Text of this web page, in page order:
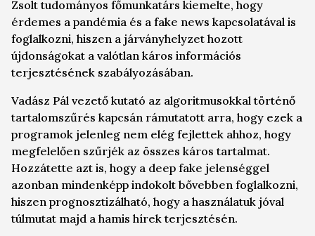
Zsolt tudományos főmunkatárs kiemelte, hogy
érdemes a pandémia és a fake news kapcsolatával is
foglalkozni, hiszen a járványhelyzet hozott
újdonságokat a valótlan káros információs
terjesztésének szabályozásában.
Vadász Pál vezető kutató az algoritmusokkal történő
tartalomszűrés kapcsán rámutatott arra, hogy ezek a
programok jelenleg nem elég fejlettek ahhoz, hogy
megfelelően szűrjék az összes káros tartalmat.
Hozzátette azt is, hogy a deep fake jelenséggel
azonban mindenképp indokolt bővebben foglalkozni,
hiszen prognosztizálható, hogy a használatuk jóval
túlmutat majd a hamis hírek terjesztésén.